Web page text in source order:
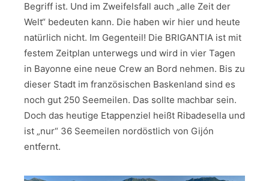
Begriff ist. Und im Zweifelsfall auch „alle Zeit der
Welt“ bedeuten kann. Die haben wir hier und heute
natürlich nicht. Im Gegenteil! Die BRIGANTIA ist mit
festem Zeitplan unterwegs und wird in vier Tagen
in Bayonne eine neue Crew an Bord nehmen. Bis zu
dieser Stadt im französischen Baskenland sind es
noch gut 250 Seemeilen. Das sollte machbar sein.
Doch das heutige Etappenziel heißt Ribadesella und
ist „nur“ 36 Seemeilen nordöstlich von Gijón
entfernt.